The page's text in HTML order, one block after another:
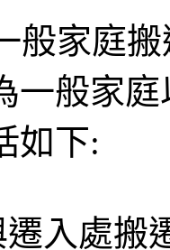
家庭搬
一般家
如下:
入處搬